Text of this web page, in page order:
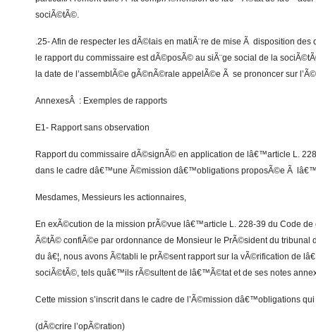
sociÃ©tÃ©.
.25- Afin de respecter les dÃ©lais en matiÃ¨re de mise Ã disposition des
le rapport du commissaire est dÃ©posÃ© au siÃ¨ge social de la
la date de l’assemblÃ©e gÃ©nÃ©rale appelÃ©e Ã se prononcer sur
AnnexesÂ : Exemples de rapports
E1- Rapport sans observation
Rapport du commissaire dÃ©signÃ© en application de lâ€™article L.
dans le cadre dâ€™une Ã©mission dâ€™obligations proposÃ©e Ã
Mesdames, Messieurs les actionnaires,
En exÃ©cution de la mission prÃ©vue lâ€™article L. 228-39 du Code de
Ã©tÃ© confiÃ©e par ordonnance de Monsieur le PrÃ©sident du tribunal
du â€¦, nous avons Ã©tabli le prÃ©sent rapport sur la vÃ©rification de
sociÃ©tÃ©, tels quâ€™ils rÃ©sultent de lâ€™Ã©tat et de ses notes
Cette mission s’inscrit dans le cadre de l’Ã©mission dâ€™obligations
(dÃ©crire l’opÃ©ration)